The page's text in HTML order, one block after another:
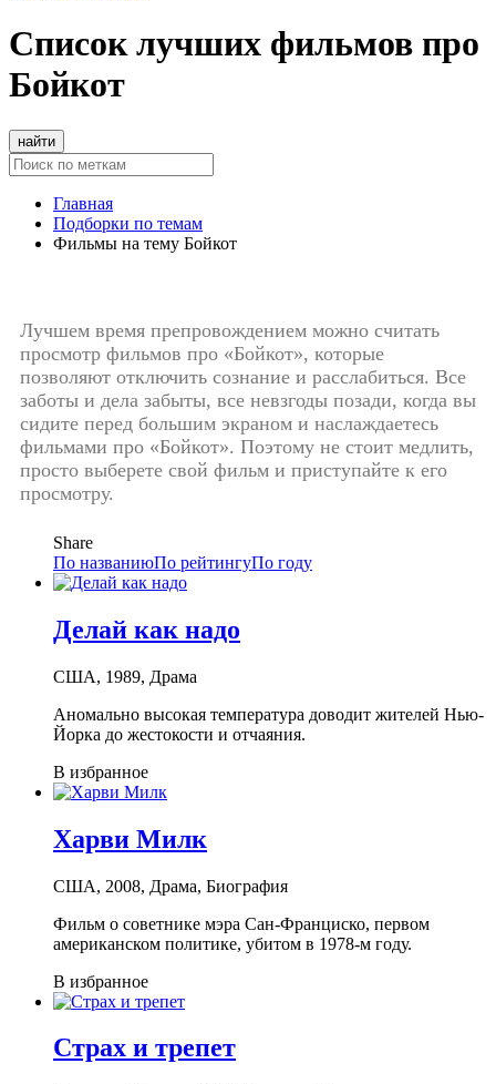
Список лучших фильмов про
Бойкот
найти
Главная
Подборки по темам
Фильмы на тему Бойкот
Лучшем время препровождением можно считать
просмотр фильмов про «Бойкот», которые
позволяют отключить сознание и расслабиться. Все
заботы и дела забыты, все невзгоды позади, когда вы
сидите перед большим экраном и наслаждаетесь
фильмами про «Бойкот». Поэтому не стоит медлить,
просто выберете свой фильм и приступайте к его
просмотру.
Share
По названиюПо рейтингуПо году
Делай как надо
США, 1989, Драма
Аномально высокая температура доводит жителей Нью-
Йорка до жестокости и отчаяния.
В избранное
Харви Милк
США, 2008, Драма, Биография
Фильм о советнике мэра Сан-Франциско, первом
американском политике, убитом в 1978-м году.
В избранное
Страх и трепет